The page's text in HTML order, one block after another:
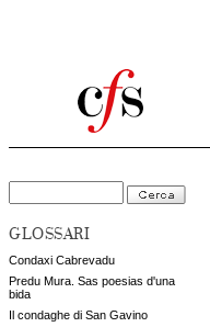
GLOSSARI
Condaxi Cabrevadu
Predu Mura. Sas poesias d'una
bida
Il condaghe di San Gavino